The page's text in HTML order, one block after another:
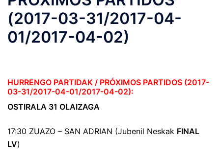
(2017-03-31/2017-04-
01/2017-04-02)
HURRENGO PARTIDAK / PRÓXIMOS PARTIDOS (2017-
03-31/2017-04-01/2017-04-02):
OSTIRALA 31 OLAIZAGA
17:30 ZUAZO – SAN ADRIAN (Jubenil Neskak FINAL
LV)